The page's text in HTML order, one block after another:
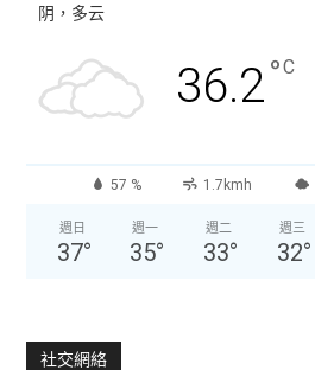
阴，多云
36.2°C
57 % 1.7kmh
週日
37°
週一
35°
週二
33°
週三
32°
社交網絡